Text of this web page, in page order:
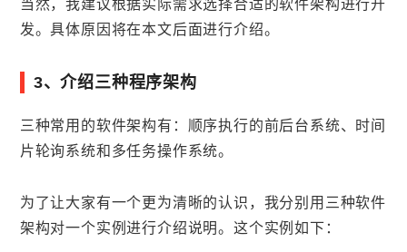
当然，我建议根据实际需求选择合适的软件架构进行开
发。具体原因将在本文后面进行介绍。
3、介绍三种程序架构
三种常用的软件架构有：顺序执行的前后台系统、时间
片轮询系统和多任务操作系统。
为了让大家有一个更为清晰的认识，我分别用三种软件
架构对一个实例进行介绍说明。这个实例如下：